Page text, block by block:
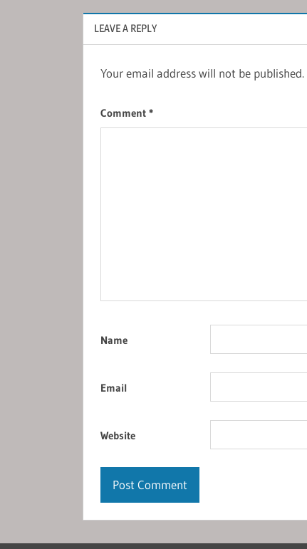
LEAVE A REPLY
Your email address will not be published.
Comment *
Name
Email
Website